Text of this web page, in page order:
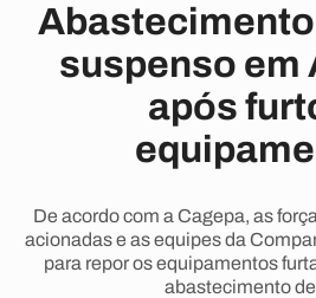
Abastecimento
suspenso em
após
De acordo com a Cagepa, as
acionadas e as equipes da
para repor os equipamentos
abastecimento